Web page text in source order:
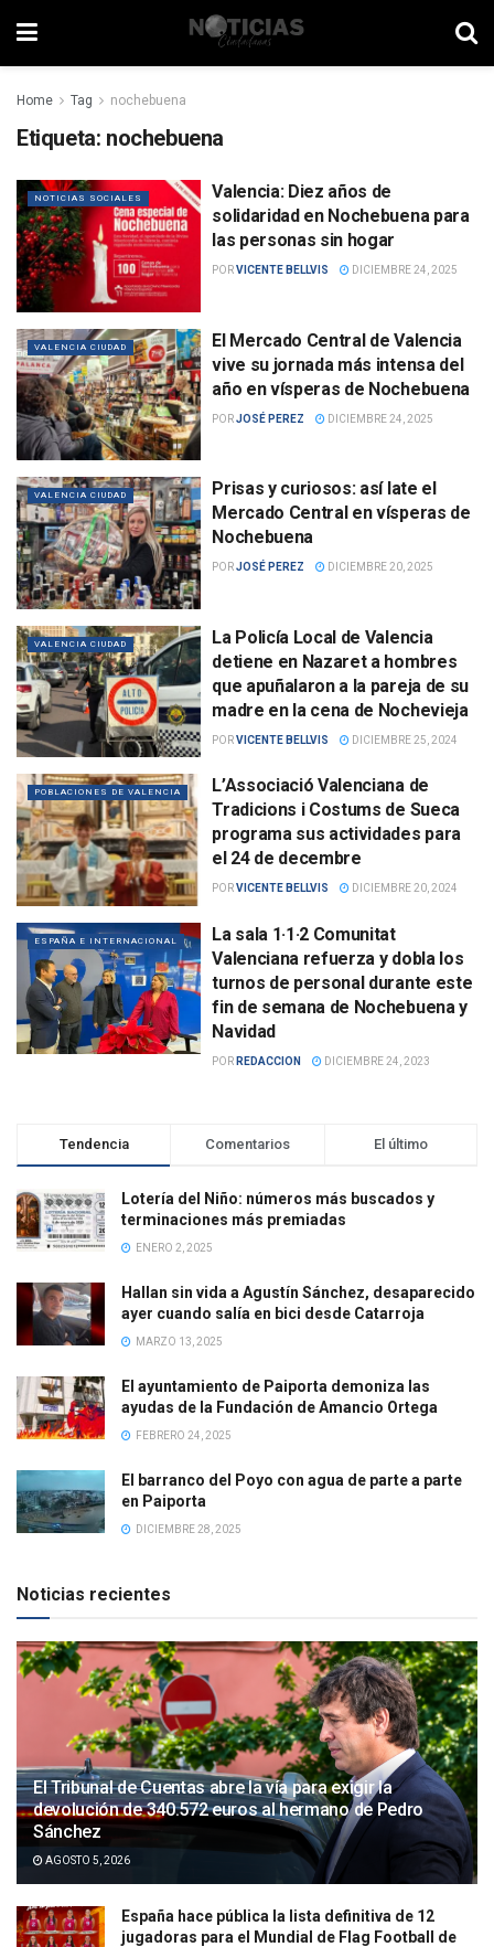
Home Tag nochebuena
Etiqueta: nochebuena
NOTICIAS SOCIALES
Valencia: Diez años de
solidaridad en Nochebuena para
las personas sin hogar
PORVICENTE BELLVIS DICIEMBRE 24, 2025
VALENCIA CIUDAD
El Mercado Central de Valencia
vive su jornada más intensa del
año en vísperas de Nochebuena
PORJOSÉ PEREZ DICIEMBRE 24, 2025
VALENCIA CIUDAD
Prisas y curiosos: así late el
Mercado Central en vísperas de
Nochebuena
PORJOSÉ PEREZ DICIEMBRE 20, 2025
VALENCIA CIUDAD
La Policía Local de Valencia
detiene en Nazaret a hombres
que apuñalaron a la pareja de su
madre en la cena de Nochevieja
PORVICENTE BELLVIS DICIEMBRE 25, 2024
POBLACIONES DE VALENCIA
L’Associació Valenciana de
Tradicions i Costums de Sueca
programa sus actividades para
el 24 de decembre
PORVICENTE BELLVIS DICIEMBRE 20, 2024
ESPAÑA E INTERNACIONAL
La sala 1·1·2 Comunitat
Valenciana refuerza y dobla los
turnos de personal durante este
fin de semana de Nochebuena y
Navidad
POR REDACCION DICIEMBRE 24, 2023
Tendencia Comentarios El último
Lotería del Niño: números más buscados y
terminaciones más premiadas
ENERO 2, 2025
Hallan sin vida a Agustín Sánchez, desaparecido
ayer cuando salía en bici desde Catarroja
MARZO 13, 2025
El ayuntamiento de Paiporta demoniza las
ayudas de la Fundación de Amancio Ortega
FEBRERO 24, 2025
El barranco del Poyo con agua de parte a parte
en Paiporta
DICIEMBRE 28, 2025
Noticias recientes
El Tribunal de Cuentas abre la vía para exigir la
devolución de 340.572 euros al hermano de Pedro
Sánchez
AGOSTO 5, 2026
España hace pública la lista definitiva de 12
jugadoras para el Mundial de Flag Football de